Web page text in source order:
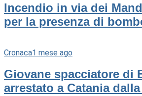
Incendio in via dei
per la presenza di
Cronaca1 mese ago
Giovane spacciatore di
arrestato a Catania